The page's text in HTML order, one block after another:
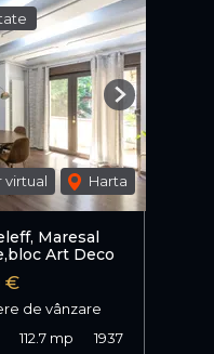
virtual Harta
Next
Maresal
Art Deco
€
de vânzare
112.7 mp 1937